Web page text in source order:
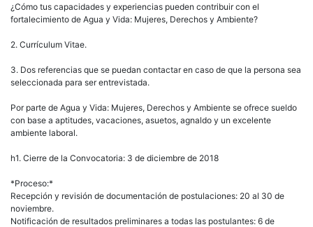
¿Cómo tus capacidades y experiencias pueden contribuir con el
fortalecimiento de Agua y Vida: Mujeres, Derechos y Ambiente?
2. Currículum Vitae.
3. Dos referencias que se puedan contactar en caso de que la persona sea
seleccionada para ser entrevistada.
Por parte de Agua y Vida: Mujeres, Derechos y Ambiente se ofrece sueldo
con base a aptitudes, vacaciones, asuetos, agnaldo y un excelente
ambiente laboral.
h1. Cierre de la Convocatoria: 3 de diciembre de 2018
*Proceso:*
Recepción y revisión de documentación de postulaciones: 20 al 30 de
noviembre.
Notificación de resultados preliminares a todas las postulantes: 6 de